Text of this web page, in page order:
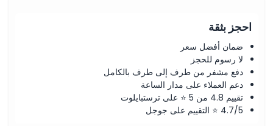
احجز بثقة
ضمان أفضل سعر
لا رسوم للحجز
دفع مشفر من طرف إلى طرف بالكامل
دعم العملاء على مدار الساعة
تقييم 4.8 من 5 ⭐ على ترستبايلوت
4.7/5 ⭐ التقييم على جوجل